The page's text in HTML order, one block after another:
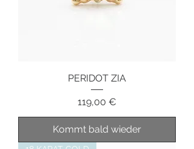
PERIDOT ZIA
Preis
119,00 €
Kommt bald wieder